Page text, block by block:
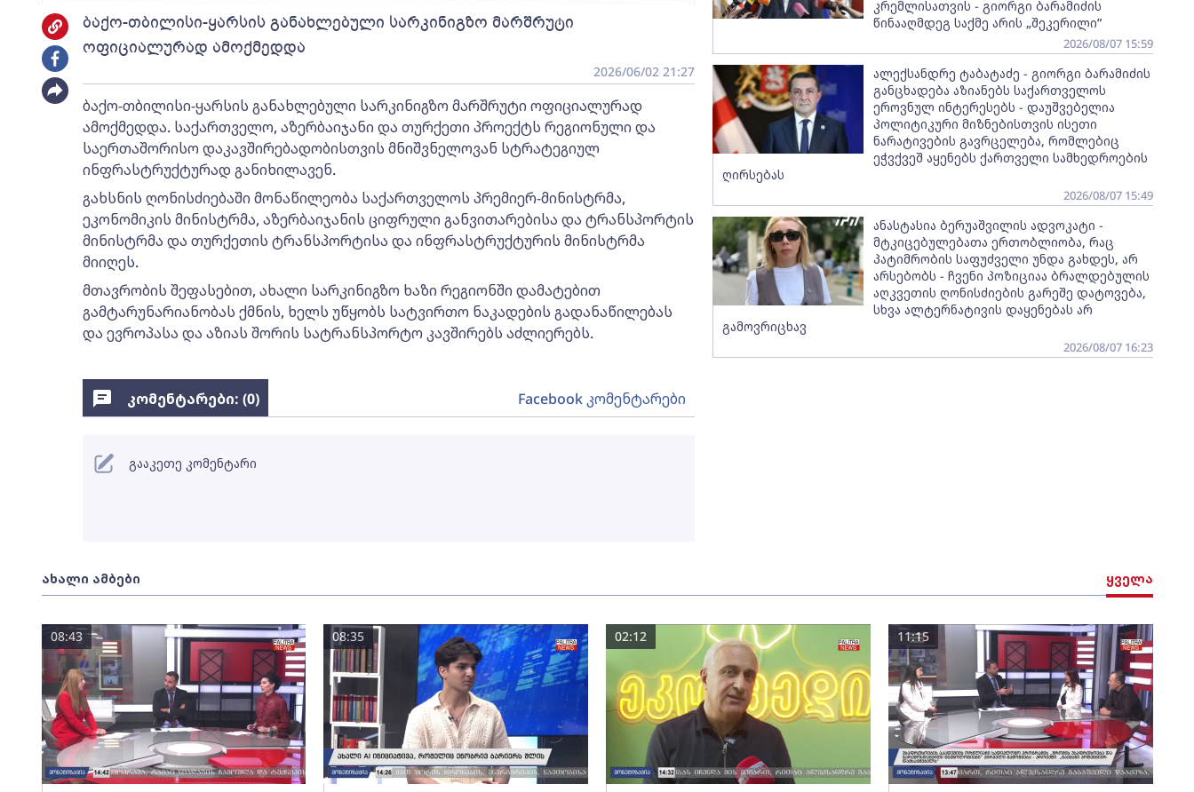
ბაქო-თბილისი-ყარსის განახლებული სარკინიგზო მარშრუტი
ოფიციალურად ამოქმედდა
2026/06/02 21:27
ბაქო-თბილისი-ყარსის განახლებული სარკინიგზო მარშრუტი ოფიციალურად
ამოქმედდა. საქართველო, აზერბაიჯანი და თურქეთი პროექტს რეგიონული და
საერთაშორისო დაკავშირებადობისთვის მნიშვნელოვან სტრატეგიულ
ინფრასტრუქტურად განიხილავენ.
გახსნის ღონისძიებაში მონაწილეობა საქართველოს პრემიერ-მინისტრმა,
ეკონომიკის მინისტრმა, აზერბაიჯანის ციფრული განვითარებისა და ტრანსპორტის
მინისტრმა და თურქეთის ტრანსპორტისა და ინფრასტრუქტურის მინისტრმა
მიიღეს.
მთავრობის შეფასებით, ახალი სარკინიგზო ხაზი რეგიონში დამატებით
გამტარუნარიანობას ქმნის, ხელს უწყობს სატვირთო ნაკადების გადანაწილებას
და ევროპასა და აზიას შორის სატრანსპორტო კავშირებს აძლიერებს.
კრემლისათვის - გიორგი ბარამიძის
წინააღმდეგ საქმე არის „შეკერილი”
2026/08/07 15:59
ალექსანდრე ტაბატაძე - გიორგი ბარამიძის
განცხადება აზიანებს საქართველოს
ეროვნულ ინტერესებს - დაუშვებელია
პოლიტიკური მიზნებისთვის ისეთი
ნარატივების გავრცელება, რომლებიც
ეჭვქვეშ აყენებს ქართველი სამხედროების
ღირსებას
2026/08/07 15:49
ანასტასია ბერუაშვილის ადვოკატი -
მტკიცებულებათა ერთობლიობა, რაც
პატიმრობის საფუძველი უნდა გახდეს, არ
არსებობს - ჩვენი პოზიციაა ბრალდებულის
აღკვეთის ღონისძიების გარეშე დატოვება,
სხვა ალტერნატივის დაყენებას არ
გამოვრიცხავ
2026/08/07 16:23
ახალი ამბები ყველა
08:43 08:35 02:12 11:15
კომენტარები: (0) Facebook კომენტარები
გააკეთე კომენტარი